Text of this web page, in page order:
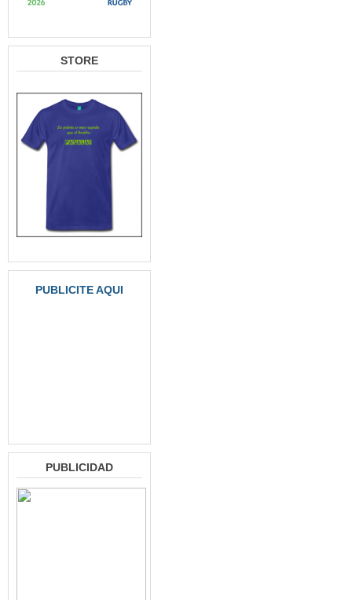
STORE
PUBLICITE AQUI
PUBLICIDAD